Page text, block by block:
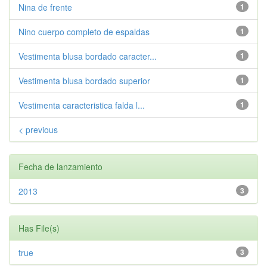
1
Nina de frente
1
Nino cuerpo completo de espaldas
1
Vestimenta blusa bordado caracter...
1
Vestimenta blusa bordado superior
1
Vestimenta caracteristica falda l...
< previous
Fecha de lanzamiento
3
2013
Has File(s)
3
true